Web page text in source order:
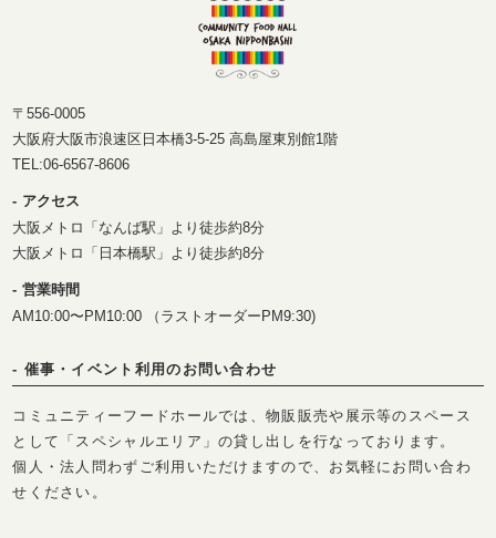
〒556-0005
大阪府大阪市浪速区日本橋3-5-25 高島屋東別館1階
TEL:06-6567-8606
アクセス
大阪メトロ「なんば駅」より徒歩約8分
大阪メトロ「日本橋駅」より徒歩約8分
営業時間
AM10:00〜PM10:00 （ラストオーダーPM9:30)
催事・イベント利用のお問い合わせ
コミュニティーフードホールでは、物販販売や展示等のスペース
として「スペシャルエリア」の貸し出しを行なっております。
個人・法人問わずご利用いただけますので、お気軽にお問い合わ
せください。